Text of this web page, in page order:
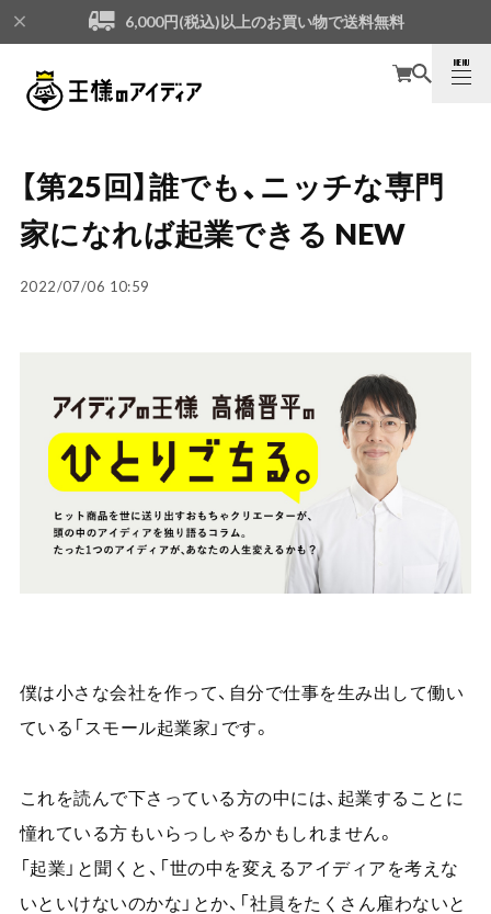
6,000円(税込)以上のお買い物で送料無料
MENU
CLOSE
【第25回】誰でも、ニッチな専門
家になれば起業できる NEW
2022/07/06 10:59
僕は小さな会社を作って、自分で仕事を生み出して働い
ている「スモール起業家」です。
これを読んで下さっている方の中には、起業することに
憧れている方もいらっしゃるかもしれません。
「起業」と聞くと、「世の中を変えるアイディアを考えな
いといけないのかな」とか、「社員をたくさん雇わないと